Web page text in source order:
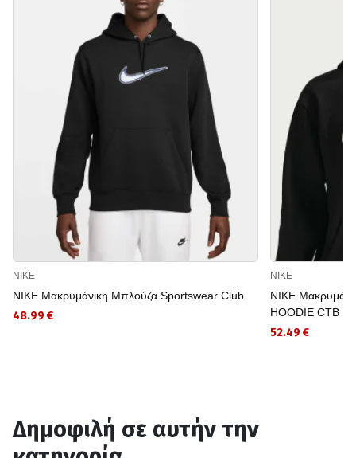
NIKE
NIKE Μακρυμάνικη Μπλούζα Sportswear Club
48.99 €
NIKE
NIKE
HOODIE CTB
52.49 €
Δημοφιλή σε αυτήν την